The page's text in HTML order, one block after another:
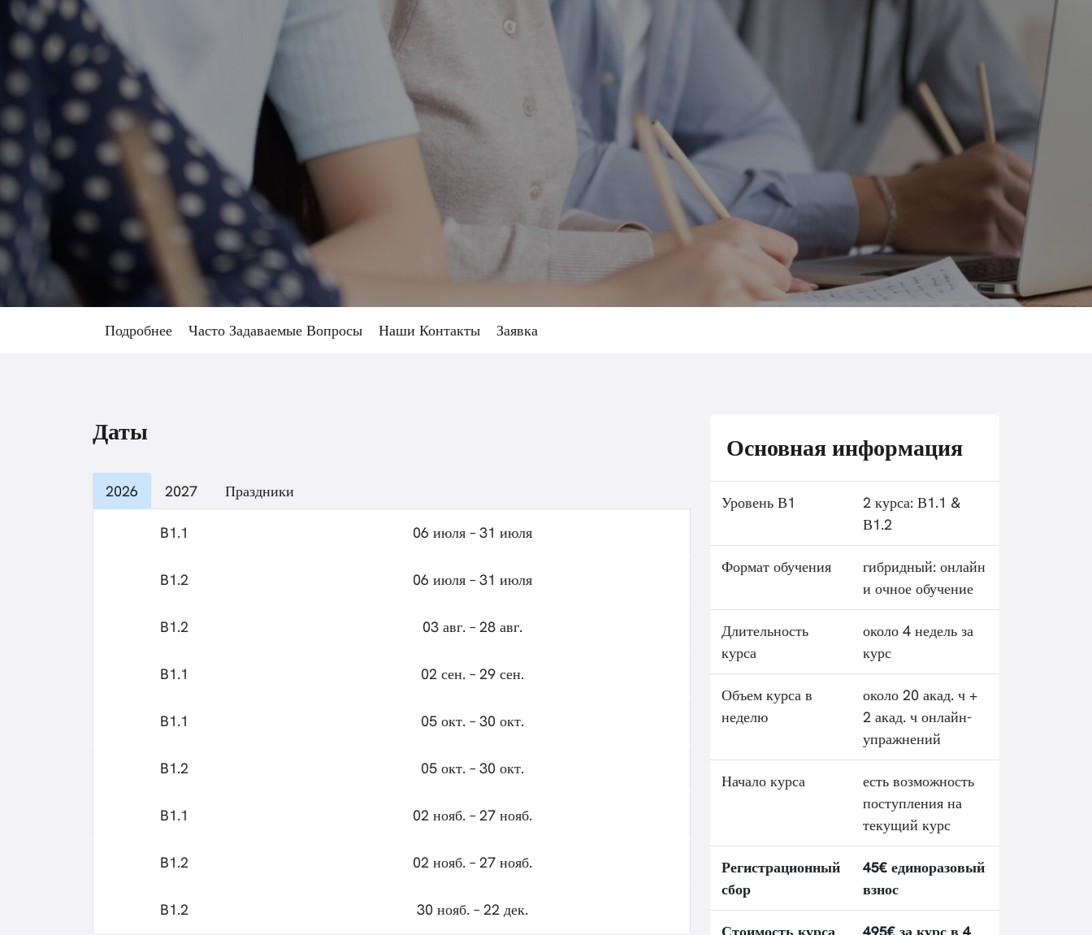
Подробнее Часто Задаваемые Вопросы Наши Контакты Заявка
Даты
2026 2027 Праздники
B1.1 06 июля – 31 июля
B1.2 06 июля – 31 июля
B1.2 03 авг. – 28 авг.
B1.1 02 сен. – 29 сен.
B1.1 05 окт. – 30 окт.
B1.2 05 окт. – 30 окт.
B1.1 02 нояб. – 27 нояб.
B1.2 02 нояб. – 27 нояб.
B1.2 30 нояб. – 22 дек.
Основная информация
Уровень В1
2 курса: В1.1 &
В1.2
Формат обучения
гибридный: онлайн
и очное обучение
Длительность
курса
около 4 недель за
курс
Объем курса в
неделю
около 20 акад. ч +
2 акад. ч онлайн-
упражнений
Начало курса
есть возможность
поступления на
текущий курс
Регистрационный
сбор
45€ единоразовый
взнос